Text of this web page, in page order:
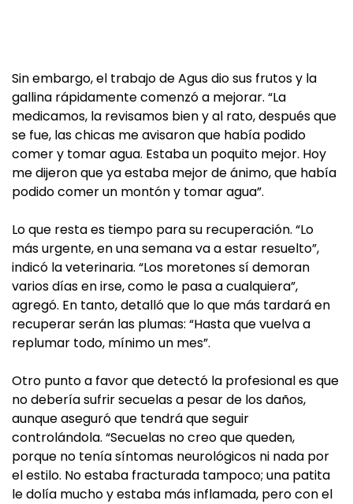
Sin embargo, el trabajo de Agus dio sus frutos y la
gallina rápidamente comenzó a mejorar. “La
medicamos, la revisamos bien y al rato, después que
se fue, las chicas me avisaron que había podido
comer y tomar agua. Estaba un poquito mejor. Hoy
me dijeron que ya estaba mejor de ánimo, que había
podido comer un montón y tomar agua”.
Lo que resta es tiempo para su recuperación. “Lo
más urgente, en una semana va a estar resuelto”,
indicó la veterinaria. “Los moretones sí demoran
varios días en irse, como le pasa a cualquiera”,
agregó. En tanto, detalló que lo que más tardará en
recuperar serán las plumas: “Hasta que vuelva a
replumar todo, mínimo un mes”.
Otro punto a favor que detectó la profesional es que
no debería sufrir secuelas a pesar de los daños,
aunque aseguró que tendrá que seguir
controlándola. “Secuelas no creo que queden,
porque no tenía síntomas neurológicos ni nada por
el estilo. No estaba fracturada tampoco; una patita
le dolía mucho y estaba más inflamada, pero con el